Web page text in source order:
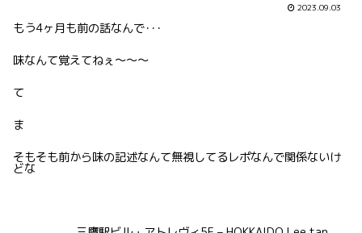
2023.09.03
もう4ヶ月も前の話なんで･･･
味なんて覚えてねぇ〜〜〜
て
ま
そもそも前から味の記述なんて無視してるレポなんで関係ないけ
どな